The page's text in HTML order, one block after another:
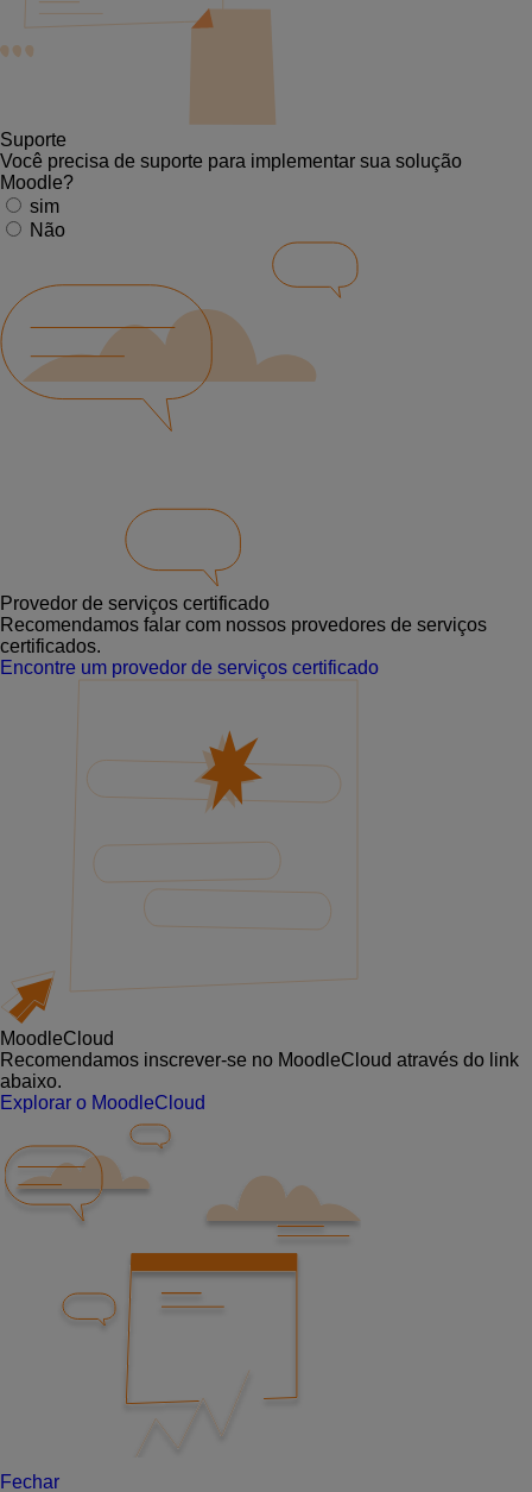
Suporte
Você precisa de suporte para implementar sua solução
Moodle?
sim
Não
Provedor de serviços certificado
Recomendamos falar com nossos provedores de serviços
certificados.
Encontre um provedor de serviços certificado
MoodleCloud
Recomendamos inscrever-se no MoodleCloud através do link
abaixo.
Explorar o MoodleCloud
Fechar